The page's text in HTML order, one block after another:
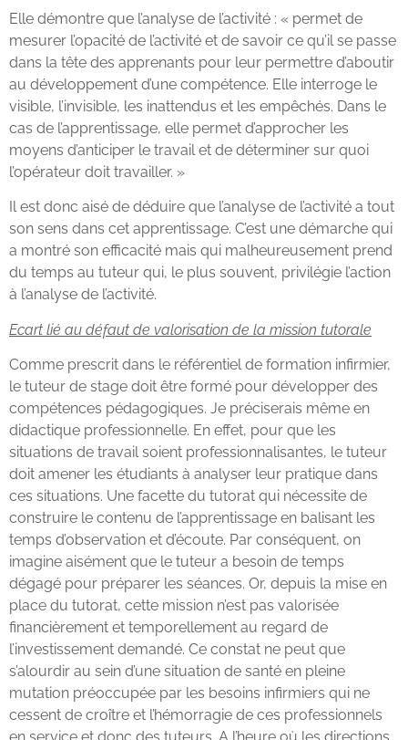
Elle démontre que l’analyse de l’activité : « permet de
mesurer l’opacité de l’activité et de savoir ce qu’il se passe
dans la tête des apprenants pour leur permettre d’aboutir
au développement d’une compétence. Elle interroge le
visible, l’invisible, les inattendus et les empêchés. Dans le
cas de l’apprentissage, elle permet d’approcher les
moyens d’anticiper le travail et de déterminer sur quoi
l’opérateur doit travailler. »
Il est donc aisé de déduire que l’analyse de l’activité a tout
son sens dans cet apprentissage. C’est une démarche qui
a montré son efficacité mais qui malheureusement prend
du temps au tuteur qui, le plus souvent, privilégie l’action
à l’analyse de l’activité.
Ecart lié au défaut de valorisation de la mission tutorale
Comme prescrit dans le référentiel de formation infirmier,
le tuteur de stage doit être formé pour développer des
compétences pédagogiques. Je préciserais même en
didactique professionnelle. En effet, pour que les
situations de travail soient professionnalisantes, le tuteur
doit amener les étudiants à analyser leur pratique dans
ces situations. Une facette du tutorat qui nécessite de
construire le contenu de l’apprentissage en balisant les
temps d’observation et d’écoute. Par conséquent, on
imagine aisément que le tuteur a besoin de temps
dégagé pour préparer les séances. Or, depuis la mise en
place du tutorat, cette mission n’est pas valorisée
financièrement et temporellement au regard de
l’investissement demandé. Ce constat ne peut que
s’alourdir au sein d’une situation de santé en pleine
mutation préoccupée par les besoins infirmiers qui ne
cessent de croître et l’hémorragie de ces professionnels